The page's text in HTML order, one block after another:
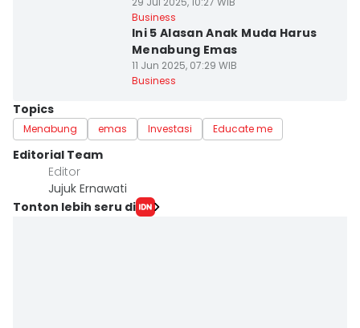
Business
Ini 5 Alasan Anak Muda Harus
Menabung Emas
11 Jun 2025, 07:29 WIB
Business
Topics
Menabung emas Investasi Educate me
Editorial Team
Editor
Jujuk Ernawati
Tonton lebih seru di